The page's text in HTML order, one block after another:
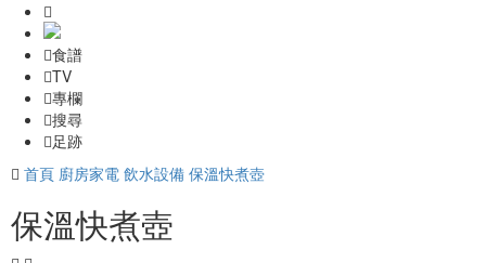
食譜
TV
專欄
搜尋
足跡
首頁 廚房家電 飲水設備 保溫快煮壺
保溫快煮壺